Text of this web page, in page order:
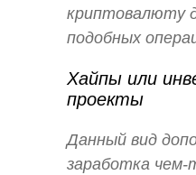
криптовалюту
подобных
Хайпы или
проекты
Данный вид
заработка